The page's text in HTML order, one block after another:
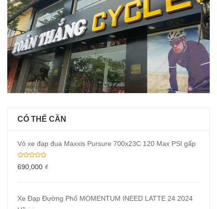
CÓ THỂ CẦN
Vỏ xe đạp đua Maxxis Pursure 700x23C 120 Max PSI gấp
690,000 ₫
Xe Đạp Đường Phố MOMENTUM INEED LATTE 24 2024